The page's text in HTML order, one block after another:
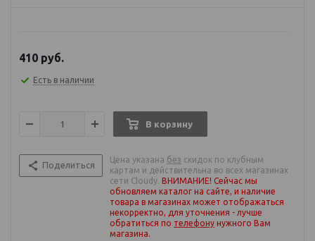
410 руб.
Есть в наличии
В корзину
Поделиться
Цена указана без скидок по клубным
картам и действительна во всех магазинах
сети Cloudy. ВНИМАНИЕ! Сейчас мы
обновляем каталог на сайте, и наличие
товара в магазинах может отображаться
некорректно, для уточнения - лучше
обратиться по телефону нужного Вам
магазина.